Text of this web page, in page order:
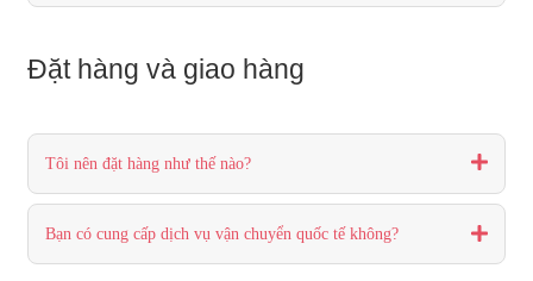
Đặt hàng và giao hàng
Tôi nên đặt hàng như thế nào?
Bạn có cung cấp dịch vụ vận chuyển quốc tế không?